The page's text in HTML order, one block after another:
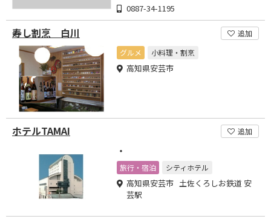
0887-34-1195
寿し割烹 白川
追加
グルメ
小料理・割烹
高知県安芸市
ホテルTAMAI 追加
・
旅行・宿泊 シティホテル
高知県安芸市 土佐くろしお鉄道 安
芸駅